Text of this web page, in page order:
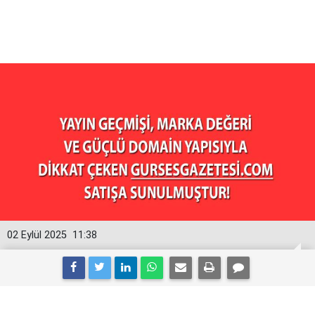
11:38
02 Eylül 2025